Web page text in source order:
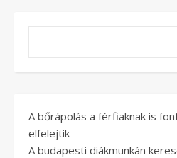
A bőrápolás a férfiaknak is
elfelejtik
A budapesti diákmunkán